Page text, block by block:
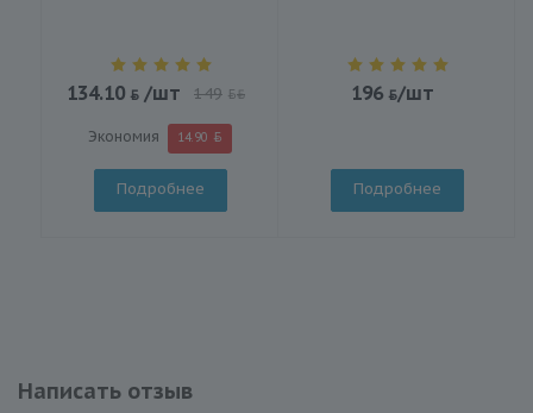
134.10 /шт 149 BYN
Экономия 14.90
Подробнее
196 /шт
Подробнее
Написать отзыв